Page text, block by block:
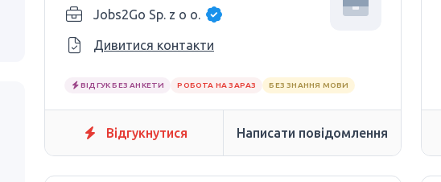
Jobs2Go Sp. z o o.
Дивитися контакти
ВІДГУК БЕЗ АНКЕТИ РОБОТА НА ЗАРАЗ БЕЗ ЗНАННЯ МОВИ
Відгукнутися Написати повідомлення